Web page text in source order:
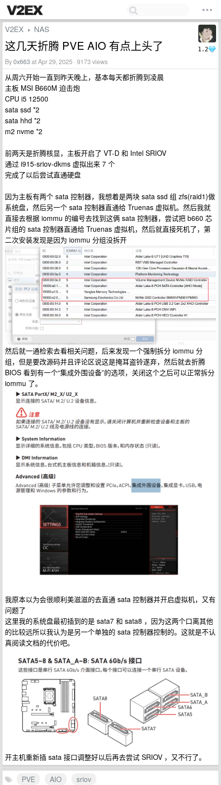
1.2
V2EX › NAS
这几天折腾 PVE AIO 有点上头了
By0x663at Apr 29, 2025 · 9173 views
从周六开始一直到昨天晚上，基本每天都折腾到凌晨
主板 MSI B660M 迫击炮
CPU i5 12500
sata ssd *2
sata hhd *2
m2 nvme *2
前两天是折腾核显，主板开启了 VT-D 和 Intel SRIOV
通过 i915-sriov-dkms 虚拟出来 7 个
完成了以后尝试直通硬盘
因为主板有两个 sata 控制器，我想着是两块 sata ssd 组 zfs(raid1)做
系统盘，然后另一个 sata 控制器直通给 Truenas 虚拟机。然后我就
直接去根据 iommu 的编号去找到这俩 sata 控制器，尝试把 b660 芯
片组的 sata 控制器直通给 Truenas 虚拟机，然后就直接死机了，第
二次安装发现是因为 iommu 分组没拆开
然后就一通检索去看相关问题，后来发现一个强制拆分 iommu 分
组，但是要改源码并且评论区说这是掩耳盗铃遂弃，然后就去折腾
BIOS 看到有一个“集成外围设备”的选项，关闭这个之后可以正常拆分
iommu 了。
我原本以为会很顺利美滋滋的去直通 sata 控制器并开启虚拟机，又有
问题了
这里我的系统盘最初插到的是 sata7 和 sata8 ，因为这两个口离其他
的比较远所以我认为是另一个单独的 sata 控制器控制的。这就是不认
真阅读文档的代价吧。
开主机重新插 sata 接口调整好以后再去尝试 SRIOV ，又不行了。
PVE AIO
sriov